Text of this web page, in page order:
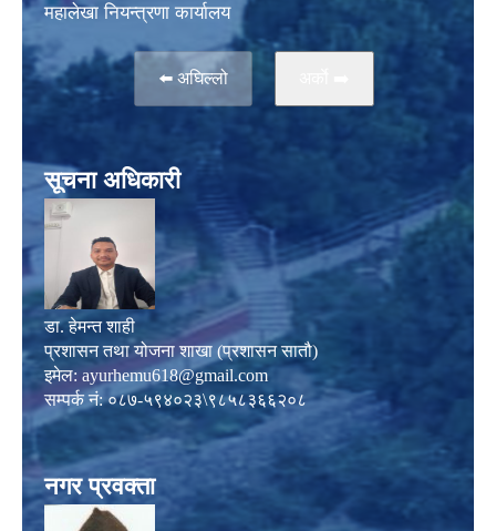
महालेखा नियन्त्रणा कार्यालय
⬅️ अघिल्लो
सूचना अधिकारी
डा. हेमन्त शाही
प्रशासन तथा योजना शाखा (प्रशासन सातौ)
इमेल: ayurhemu618@gmail.com
सम्पर्क नं: ०८७-५९४०२३\९८५८३६६२०८
नगर प्रवक्ता